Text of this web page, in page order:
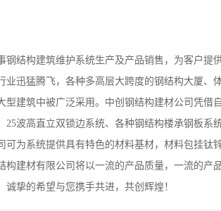
钢结构建筑维护系统生产及产品销售，为客户提
业迅猛腾飞，各种多高层大跨度的钢结构大厦、
型建筑中被广泛采用。中创钢结构建材公司凭借
25波高直立双锁边系统、各种钢结构楼承钢板系
可为系统提供具有特色的材料基材，材料包挂钛
构建材有限公司将以一流的产品质量，一流的产
挚的希望与您携手共进，共创辉煌！